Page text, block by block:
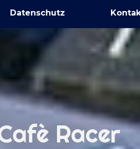
Datenschutz
Racer